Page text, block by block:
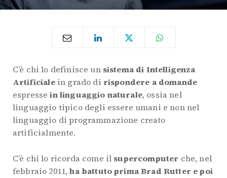
C’è chi lo definisce un sistema di Intelligenza
Artificialein grado di rispondere a domande
espressein linguaggio naturale, ossia nel
linguaggio tipico degli essere umani e non nel
linguaggio di programmazione creato
artificialmente.
C’è chi lo ricorda come il supercomputer che, nel
febbraio 2011,ha battuto prima Brad Rutter e poi